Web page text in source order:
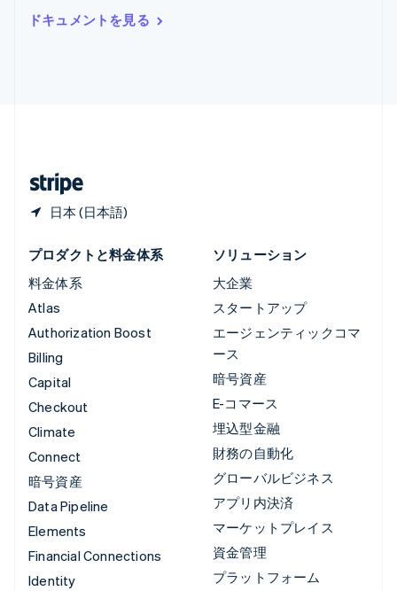
ドキュメントを見る
日本 (日本語)
ルーマニア
English
プロダクトと料金体系
料金体系
Atlas
Authorization Boost
Billing
Capital
Checkout
Climate
Connect
暗号資産
Data Pipeline
Elements
Financial Connections
Identity
ソリューション
大企業
スタートアップ
エージェンティックコマ
ース
暗号資産
E-コマース
埋込型金融
財務の自動化
グローバルビジネス
アプリ内決済
マーケットプレイス
資金管理
プラットフォーム